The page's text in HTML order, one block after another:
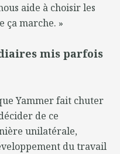
aide à choisir les
ça marche. »
mis parfois
Yammer fait chuter
de ce
unilatérale,
du travail